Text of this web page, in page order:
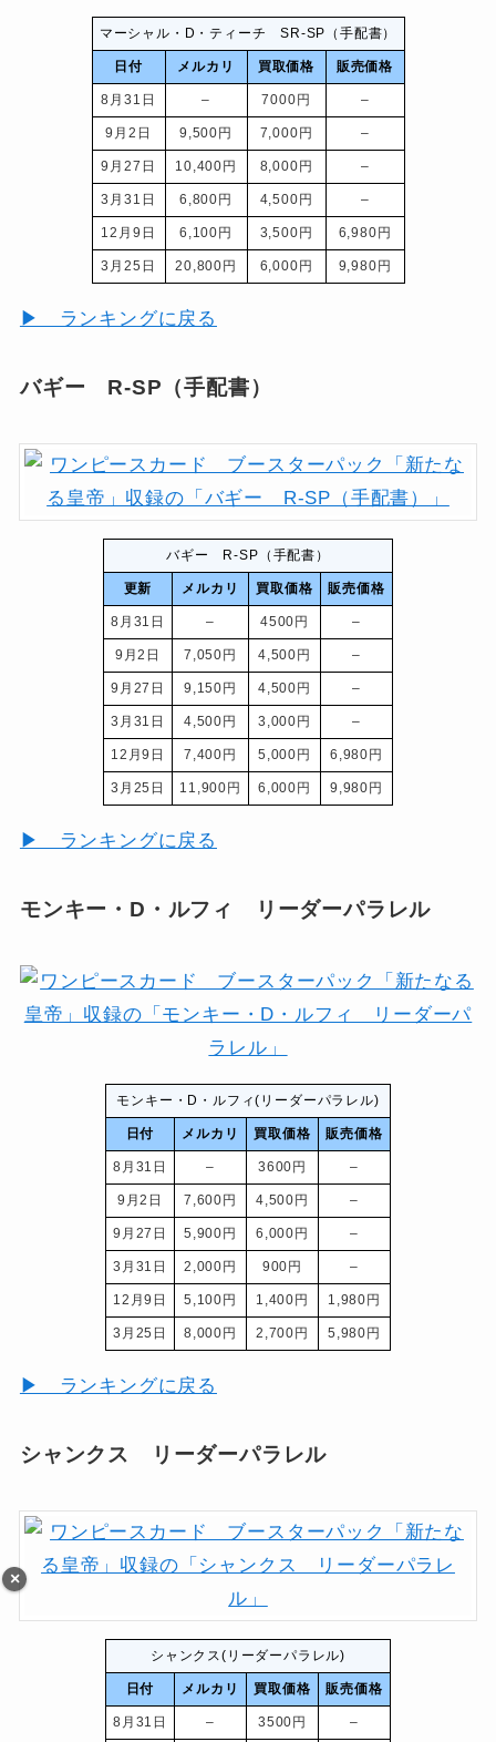
マーシャル・D・ティーチ SR-SP（手配書）
日付 メルカリ 買取価格 販売価格
8月31日 – 7000円 –
9月2日 9,500円 7,000円 –
9月27日 10,400円 8,000円 –
3月31日 6,800円 4,500円 –
12月9日 6,100円 3,500円 6,980円
3月25日 20,800円 6,000円 9,980円
▶ ランキングに戻る
バギー R-SP（手配書）
バギー R-SP（手配書）
更新 メルカリ 買取価格 販売価格
8月31日 – 4500円 –
9月2日 7,050円 4,500円 –
9月27日 9,150円 4,500円 –
3月31日 4,500円 3,000円 –
12月9日 7,400円 5,000円 6,980円
3月25日 11,900円 6,000円 9,980円
▶ ランキングに戻る
モンキー・D・ルフィ リーダーパラレル
モンキー・D・ルフィ(リーダーパラレル)
日付 メルカリ 買取価格 販売価格
8月31日 – 3600円 –
9月2日 7,600円 4,500円 –
9月27日 5,900円 6,000円 –
3月31日 2,000円 900円 –
12月9日 5,100円 1,400円 1,980円
3月25日 8,000円 2,700円 5,980円
▶ ランキングに戻る
シャンクス リーダーパラレル
シャンクス(リーダーパラレル)
日付 メルカリ 買取価格 販売価格
8月31日 – 3500円 –